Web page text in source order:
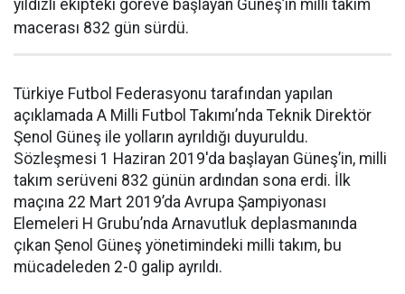
yıldızlı ekipteki göreve başlayan Güneş’in milli takım
macerası 832 gün sürdü.
Türkiye Futbol Federasyonu tarafından yapılan
açıklamada A Milli Futbol Takımı’nda Teknik Direktör
Şenol Güneş ile yolların ayrıldığı duyuruldu.
Sözleşmesi 1 Haziran 2019'da başlayan Güneş’in, milli
takım serüveni 832 günün ardından sona erdi. İlk
maçına 22 Mart 2019’da Avrupa Şampiyonası
Elemeleri H Grubu’nda Arnavutluk deplasmanında
çıkan Şenol Güneş yönetimindeki milli takım, bu
mücadeleden 2-0 galip ayrıldı.